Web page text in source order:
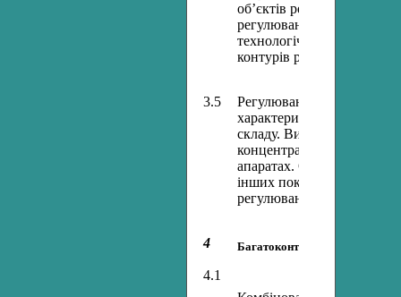
об’єктів регулювання
регулювання. Схеми
технологічних апаратах.
контурів регулювання
3.5
Регулювання показників
характеристики
складу. Вибір закону
концентрації рідин та
апаратах. Особливості
інших показників. Вибір
регулювання.
4
4.1
Багатоконтурні системи